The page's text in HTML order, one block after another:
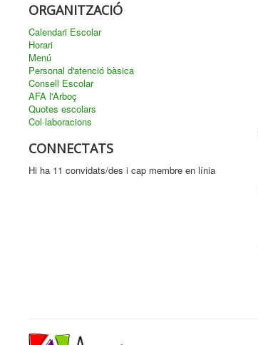
ORGANITZACIÓ
Calendari Escolar
Horari
Menú
Personal d'atenció bàsica
Consell Escolar
AFA l'Arboç
Quotes escolars
Col·laboracions
CONNECTATS
Hi ha 11 convidats/des i cap membre en línia